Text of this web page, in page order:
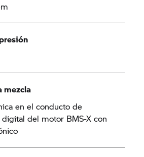
mezcla
en el conducto de
del motor BMS-X con